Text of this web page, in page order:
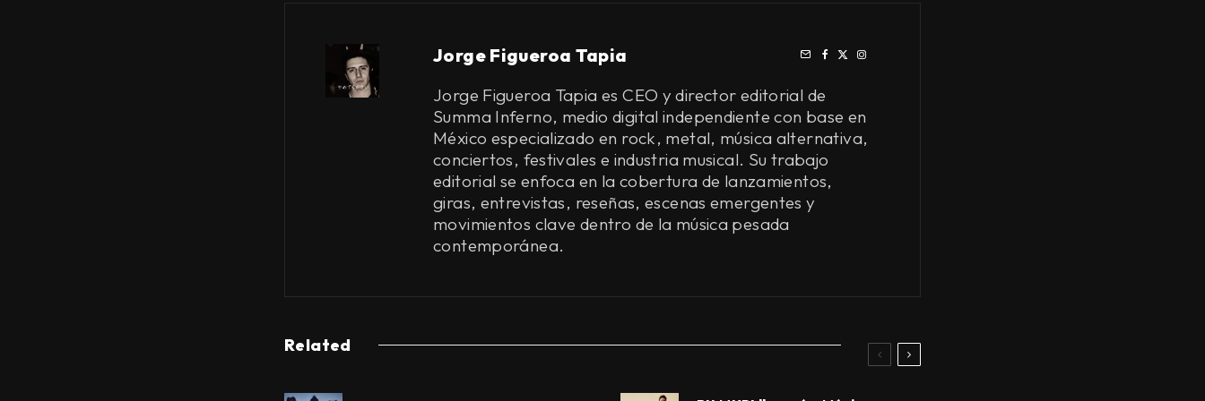
Jorge Figueroa Tapia
Jorge Figueroa Tapia es CEO y director editorial de
Summa Inferno, medio digital independiente con base en
México especializado en rock, metal, música alternativa,
conciertos, festivales e industria musical. Su trabajo
editorial se enfoca en la cobertura de lanzamientos,
giras, entrevistas, reseñas, escenas emergentes y
movimientos clave dentro de la música pesada
contemporánea.
Related